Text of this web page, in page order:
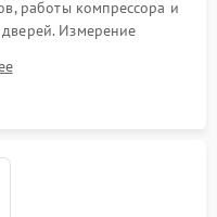
работы компрессора и
дверей. Измерение
термостата и
дисплея.